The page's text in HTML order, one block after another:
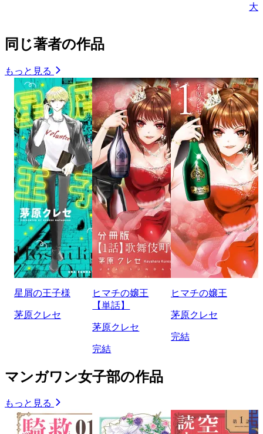
大
同じ著者の作品
もっと見る
星屑の王子様
茅原クレセ
ヒマチの嬢王
【単話】
茅原クレセ
完結
ヒマチの嬢王
茅原クレセ
完結
マンガワン女子部の作品
もっと見る